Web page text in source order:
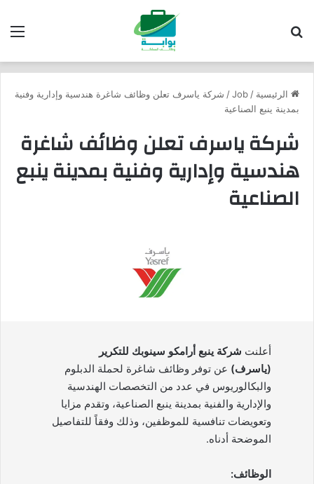
الرئيسية /
Job
/ شركة ياسرف تعلن وظائف شاغرة هندسية وإدارية وفنية
بمدينة ينبع الصناعية
شركة ياسرف تعلن وظائف شاغرة
هندسية وإدارية وفنية بمدينة ينبع
الصناعية
أعلنت شركة ينبع أرامكو سينوبك للتكرير
(ياسرف) عن توفر وظائف شاغرة لحملة الدبلوم
والبكالوريوس في عدد من التخصصات الهندسية
والإدارية والفنية بمدينة ينبع الصناعية، وتقدم مزايا
وتعويضات تنافسية للموظفين، وذلك وفقاً للتفاصيل
الموضحة أدناه.
الوظائف: